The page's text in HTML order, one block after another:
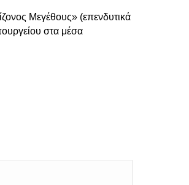
Μεγέθους» (επενδυτικά
στα μέσα